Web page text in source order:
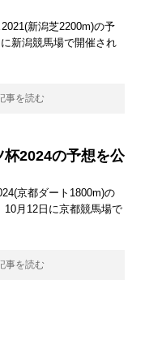
新潟芝2200m)の予
新潟競馬場で開催され
事を読む
杯2024の予想を公
京都ダート1800m)の
10月12日に京都競馬場で
事を読む